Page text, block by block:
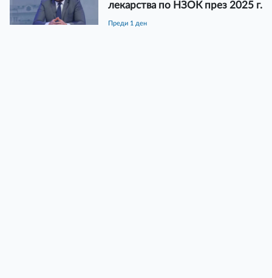
лекарства по НЗОК през 2025 г.
преди 1 ден